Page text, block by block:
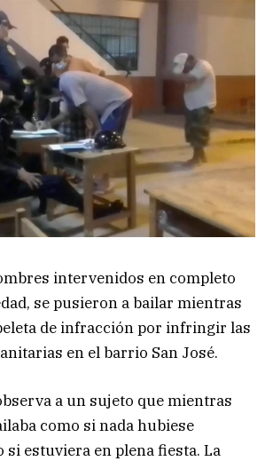
intervenidos en completo
se pusieron a bailar mientras
de infracción por infringir las
en el barrio San José.
a un sujeto que mientras
como si nada hubiese
si estuviera en plena fiesta. La